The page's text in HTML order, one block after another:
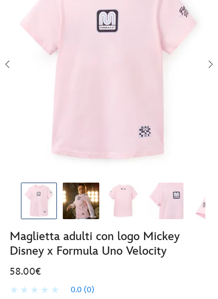
Maglietta adulti con logo Mickey
Disney x Formula Uno Velocity
58.00€
0.0 (0)